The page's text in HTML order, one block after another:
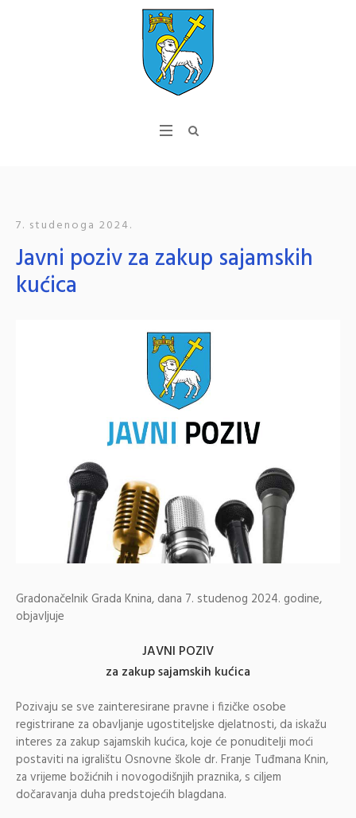
7. studenoga 2024.
Javni poziv za zakup sajamskih
kućica
Gradonačelnik Grada Knina, dana 7. studenog 2024. godine,
objavljuje
JAVNI POZIV
za zakup sajamskih kućica
Pozivaju se sve zainteresirane pravne i fizičke osobe
registrirane za obavljanje ugostiteljske djelatnosti, da iskažu
interes za zakup sajamskih kućica, koje će ponuditelji moći
postaviti na igralištu Osnovne škole dr. Franje Tuđmana Knin,
za vrijeme božićnih i novogodišnjih praznika, s ciljem
dočaravanja duha predstojećih blagdana.